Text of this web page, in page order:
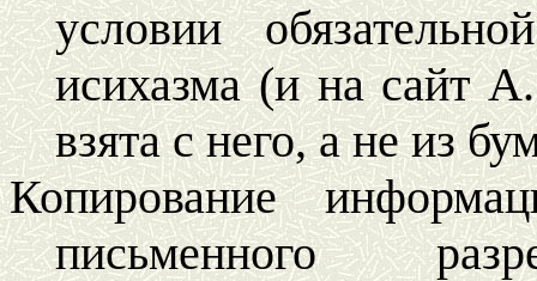
условии
исихазма (и на сайт А.
взята с него, а не из
Копирование
письменного